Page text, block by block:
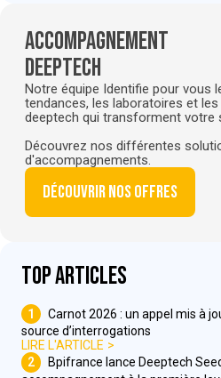
Accompagnement
deeptech
Notre équipe Identifie pour vous
tendances, les laboratoires et
deeptech qui transforment votre
Découvrez nos différentes
d'accompagnements.
Découvrir nos offres
Top articles
1
Carnot 2026 : un appel mis à
source d’interrogations
LIRE L'ARTICLE
2
Bpifrance lance Deeptech